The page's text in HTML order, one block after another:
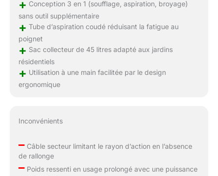
+ Conception 3 en 1 (soufflage, aspiration, broyage)
sans outil supplémentaire
+ Tube d’aspiration coudé réduisant la fatigue au
poignet
+ Sac collecteur de 45 litres adapté aux jardins
résidentiels
+ Utilisation à une main facilitée par le design
ergonomique
Inconvénients
–Câble secteur limitant le rayon d’action en l’absence
de rallonge
–Poids ressenti en usage prolongé avec une puissance